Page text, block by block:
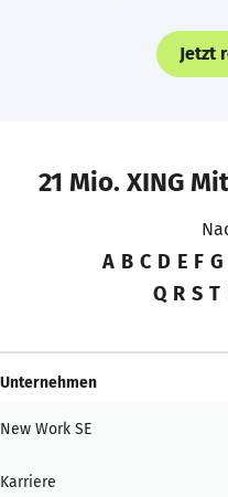
Jetzt
21 Mio. XING
A B C D E F G
Q R S T
Unternehmen
New Work SE
Karriere